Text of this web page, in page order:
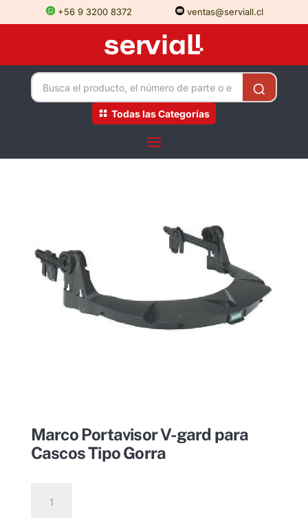
+56 9 3200 8372 ventas@serviall.cl
Todas las Categorías
Marco Portavisor V-gard para
Cascos Tipo Gorra
Portavisor